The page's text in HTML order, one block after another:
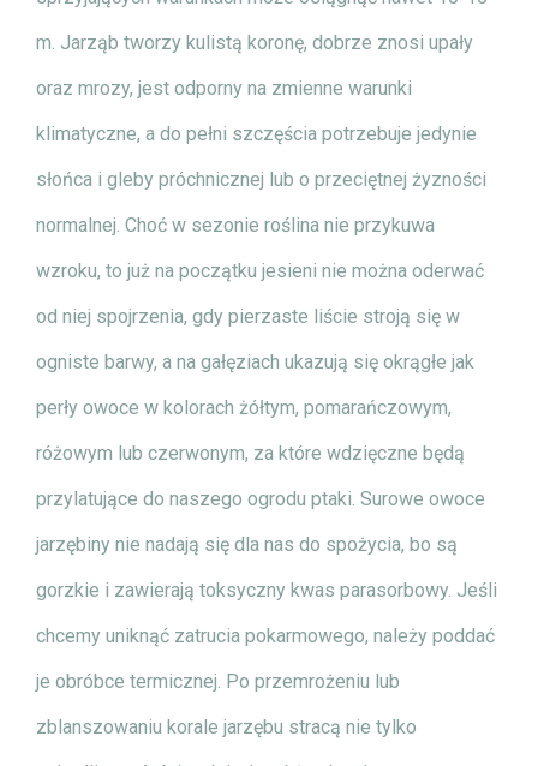
m. Jarząb tworzy kulistą koronę, dobrze znosi upały
oraz mrozy, jest odporny na zmienne warunki
klimatyczne, a do pełni szczęścia potrzebuje jedynie
słońca i gleby próchnicznej lub o przeciętnej żyzności
normalnej. Choć w sezonie roślina nie przykuwa
wzroku, to już na początku jesieni nie można oderwać
od niej spojrzenia, gdy pierzaste liście stroją się w
ogniste barwy, a na gałęziach ukazują się okrągłe jak
perły owoce w kolorach żółtym, pomarańczowym,
różowym lub czerwonym, za które wdzięczne będą
przylatujące do naszego ogrodu ptaki. Surowe owoce
jarzębiny nie nadają się dla nas do spożycia, bo są
gorzkie i zawierają toksyczny kwas parasorbowy. Jeśli
chcemy uniknąć zatrucia pokarmowego, należy poddać
je obróbce termicznej. Po przemrożeniu lub
zblanszowaniu korale jarzębu stracą nie tylko